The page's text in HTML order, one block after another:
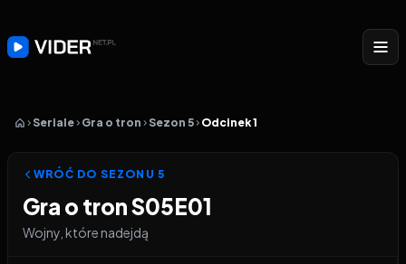
Seriale Gra o tron Sezon 5 Odcinek 1
WRÓĆ DO SEZONU 5
Gra o tron S05E01
Wojny, które nadejdą